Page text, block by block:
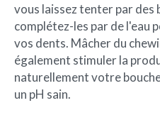
vous laissez tenter par des
complétez-les par de l'eau
vos dents. Mâcher du
également stimuler la
naturellement votre
un pH sain.